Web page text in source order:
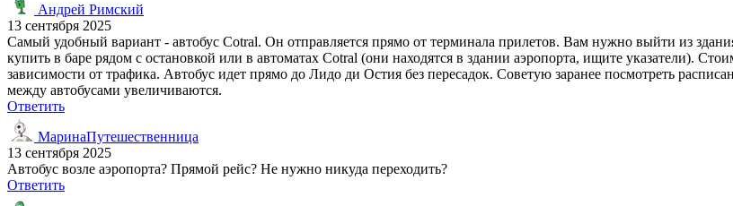
Андрей Римский
13 сентября 2025
Самый удобный вариант - автобус Cotral. Он отправляется прямо от терминала прилетов. Вам нужно выйти из
купить в баре рядом с остановкой или в автоматах Cotral (они находятся в здании аэропорта, ищите указатели).
зависимости от трафика. Автобус идет прямо до Лидо ди Остия без пересадок. Советую заранее посмотреть
между автобусами увеличиваются.
Ответить
МаринаПутешественница
13 сентября 2025
Автобус возле аэропорта? Прямой рейс? Не нужно никуда переходить?
Ответить